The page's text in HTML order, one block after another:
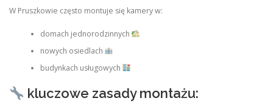
W Pruszkowie często montuje się kamery w:
domach jednorodzinnych
nowych osiedlach
budynkach usługowych
kluczowe zasady montażu: